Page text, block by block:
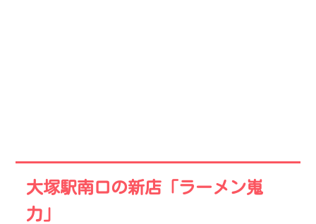
大塚駅南口の新店「ラーメン嵬
力」